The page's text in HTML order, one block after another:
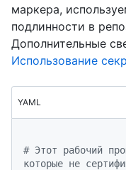
маркера,
подлинности в
Дополнительные
Использование
YAML
# Этот рабочий
которые не